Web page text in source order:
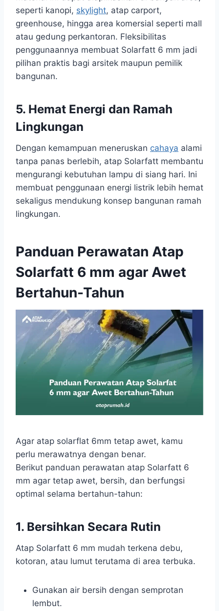
seperti kanopi, skylight, atap carport,
greenhouse, hingga area komersial seperti mall
atau gedung perkantoran. Fleksibilitas
penggunaannya membuat Solarfatt 6 mm jadi
pilihan praktis bagi arsitek maupun pemilik
bangunan.
5. Hemat Energi dan Ramah
Lingkungan
Dengan kemampuan meneruskan cahaya alami
tanpa panas berlebih, atap Solarfatt membantu
mengurangi kebutuhan lampu di siang hari. Ini
membuat penggunaan energi listrik lebih hemat
sekaligus mendukung konsep bangunan ramah
lingkungan.
Panduan Perawatan Atap
Solarfatt 6 mm agar Awet
Bertahun-Tahun
Agar atap solarflat 6mm tetap awet, kamu
perlu merawatnya dengan benar.
Berikut panduan perawatan atap Solarfatt 6
mm agar tetap awet, bersih, dan berfungsi
optimal selama bertahun-tahun:
1. Bersihkan Secara Rutin
Atap Solarfatt 6 mm mudah terkena debu,
kotoran, atau lumut terutama di area terbuka.
Gunakan air bersih dengan semprotan
lembut.